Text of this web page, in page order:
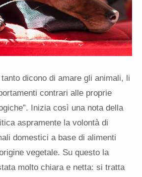
dicono di amare gli animali, li
contrari alle proprie
Inizia così una nota della
aspramente la volontà di
domestici a base di alimenti
vegetale. Su questo la
molto chiara e netta: si tratta